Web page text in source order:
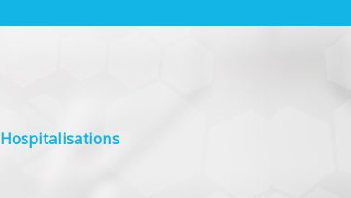
Hospitalisations